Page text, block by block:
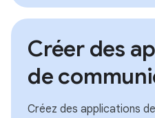
Créer des
de
Créez des applications